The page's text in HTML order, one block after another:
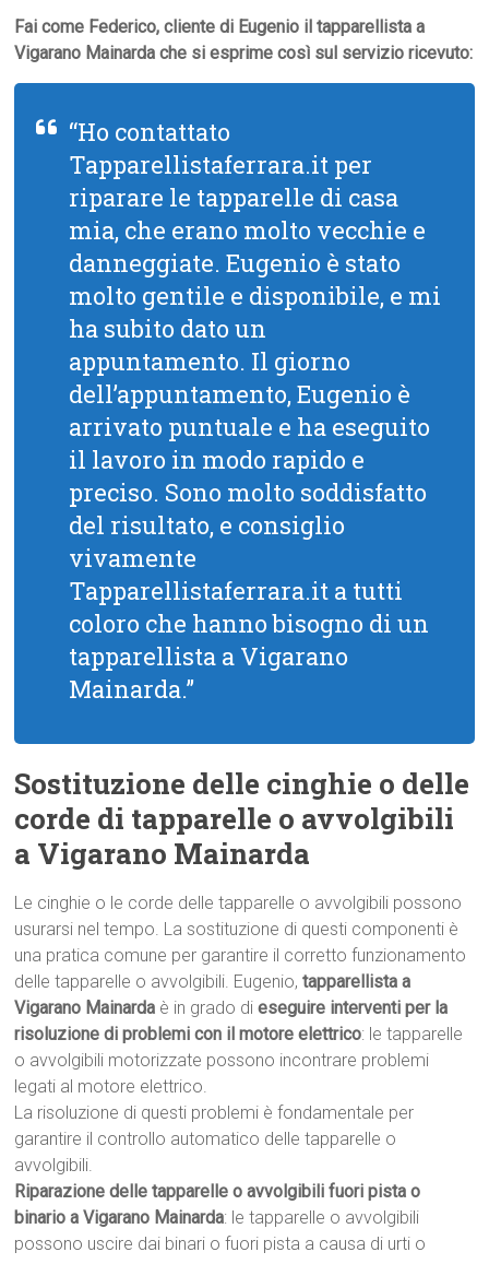
Fai come Federico, cliente di Eugenio il tapparellista a
Vigarano Mainarda che si esprime così sul servizio ricevuto:
“Ho contattato
Tapparellistaferrara.it per
riparare le tapparelle di casa
mia, che erano molto vecchie e
danneggiate. Eugenio è stato
molto gentile e disponibile, e mi
ha subito dato un
appuntamento. Il giorno
dell’appuntamento, Eugenio è
arrivato puntuale e ha eseguito
il lavoro in modo rapido e
preciso. Sono molto soddisfatto
del risultato, e consiglio
vivamente
Tapparellistaferrara.it a tutti
coloro che hanno bisogno di un
tapparellista a Vigarano
Mainarda.”
Sostituzione delle cinghie o delle
corde di tapparelle o avvolgibili
a Vigarano Mainarda
Le cinghie o le corde delle tapparelle o avvolgibili possono
usurarsi nel tempo. La sostituzione di questi componenti è
una pratica comune per garantire il corretto funzionamento
delle tapparelle o avvolgibili. Eugenio,tapparellista a
Vigarano Mainarda è in grado dieseguire interventi per la
risoluzione di problemi con il motore elettrico: le tapparelle
o avvolgibili motorizzate possono incontrare problemi
legati al motore elettrico.
La risoluzione di questi problemi è fondamentale per
garantire il controllo automatico delle tapparelle o
avvolgibili.
Riparazione delle tapparelle o avvolgibili fuori pista o
binario a Vigarano Mainarda: le tapparelle o avvolgibili
possono uscire dai binari o fuori pista a causa di urti o